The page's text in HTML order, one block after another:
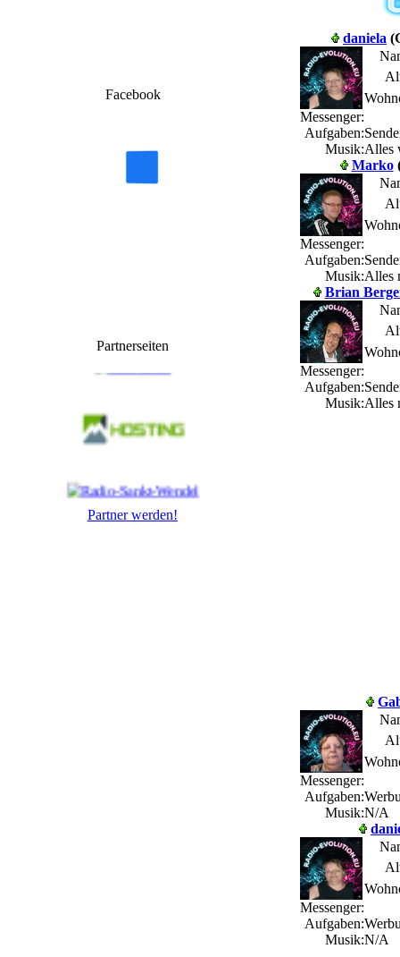
Facebook
Partnerseiten
Partner werden!
daniela
Messenger:
Aufgaben:
Musik:Alles
Marko
Messenger:
Aufgaben:
Musik:Alles
Brian
Messenger:
Aufgaben:
Musik:Alles
Messenger:
Aufgaben:
Musik:N/A
Messenger:
Aufgaben:
Musik:N/A